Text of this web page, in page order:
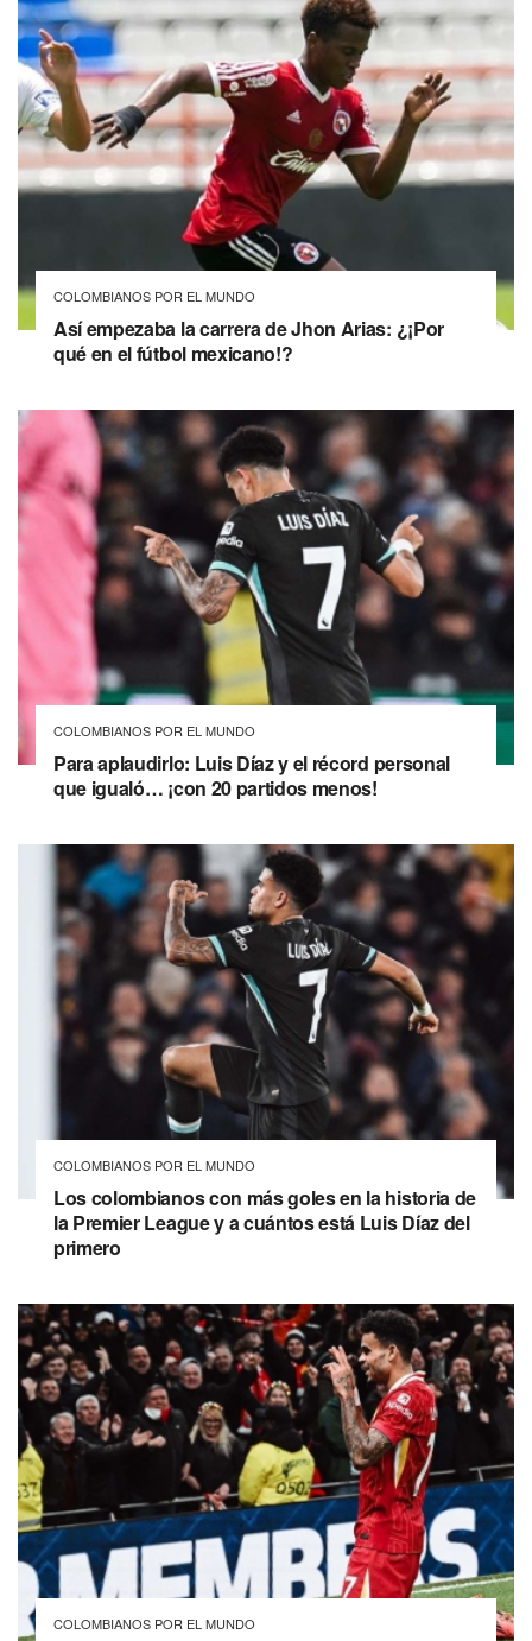
COLOMBIANOS POR EL MUNDO
Así empezaba la carrera de Jhon Arias: ¿¡Por
qué en el fútbol mexicano!?
COLOMBIANOS POR EL MUNDO
Para aplaudirlo: Luis Díaz y el récord personal
que igualó… ¡con 20 partidos menos!
COLOMBIANOS POR EL MUNDO
Los colombianos con más goles en la historia de
la Premier League y a cuántos está Luis Díaz del
primero
COLOMBIANOS POR EL MUNDO